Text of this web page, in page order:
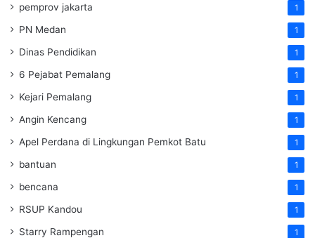
pemprov jakarta 1
PN Medan 1
Dinas Pendidikan 1
6 Pejabat Pemalang 1
Kejari Pemalang 1
Angin Kencang 1
Apel Perdana di Lingkungan Pemkot Batu 1
bantuan 1
bencana 1
RSUP Kandou 1
Starry Rampengan 1